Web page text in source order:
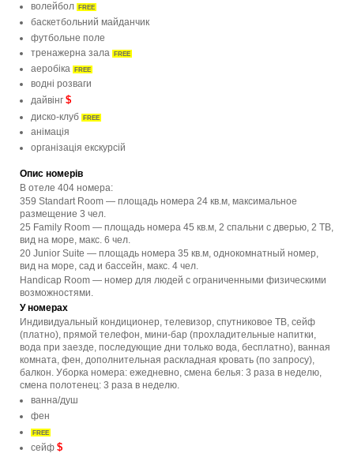
волейбол FREE
баскетбольний майданчик
футбольне поле
тренажерна зала FREE
аеробіка FREE
водні розваги
дайвінг $
диско-клуб FREE
анімація
організація екскурсій
Опис номерів
В отеле 404 номера:
359 Standart Room — площадь номера 24 кв.м, максимальное
размещение 3 чел.
25 Family Room — площадь номера 45 кв.м, 2 спальни с дверью, 2 ТВ,
вид на море, макс. 6 чел.
20 Junior Suite — площадь номера 35 кв.м, однокомнатный номер,
вид на море, сад и бассейн, макс. 4 чел.
Handicap Room — номер для людей с ограниченными физическими
возможностями.
У номерах
Индивидуальный кондиционер, телевизор, спутниковое ТВ, сейф
(платно), прямой телефон, мини-бар (прохладительные напитки,
вода при заезде, последующие дни только вода, бесплатно), ванная
комната, фен, дополнительная раскладная кровать (по запросу),
балкон. Уборка номера: ежедневно, смена белья: 3 раза в неделю,
смена полотенец: 3 раза в неделю.
ванна/душ
фен
FREE
сейф $